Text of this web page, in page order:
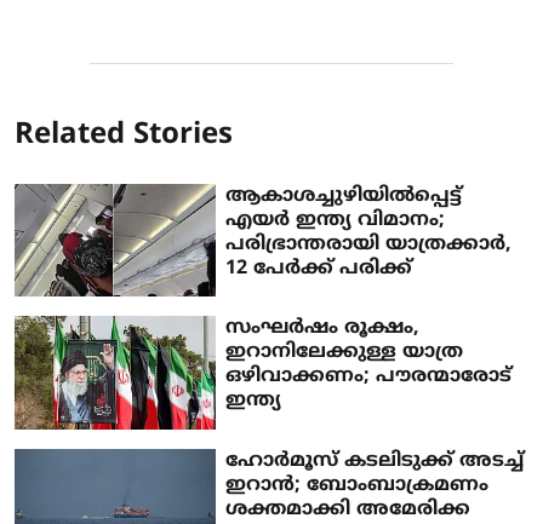
Related Stories
ആകാശച്ചുഴിയില്‍പ്പെട്ട്
എയര്‍ ഇന്ത്യ വിമാനം;
പരിഭ്രാന്തരായി യാത്രക്കാര്‍,
12 പേര്‍ക്ക് പരിക്ക്
സംഘര്‍ഷം രൂക്ഷം,
ഇറാനിലേക്കുള്ള യാത്ര
ഒഴിവാക്കണം; പൗരന്മാരോട്
ഇന്ത്യ
ഹോര്‍മൂസ് കടലിടുക്ക് അടച്ച്
ഇറാന്‍; ബോംബാക്രമണം
ശക്തമാക്കി അമേരിക്ക